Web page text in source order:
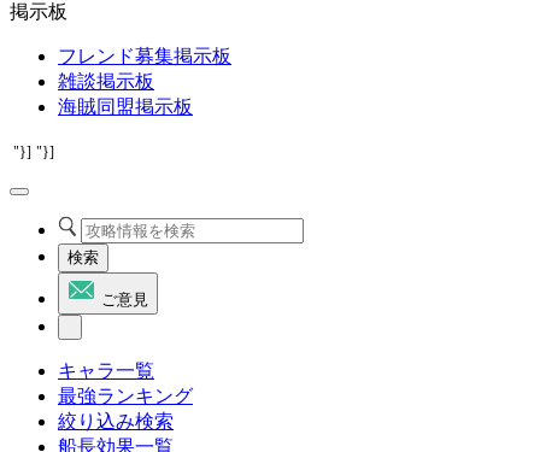
掲示板
フレンド募集掲示板
雑談掲示板
海賊同盟掲示板
"}] "}]
検索
ご意見
キャラ一覧
最強ランキング
絞り込み検索
船長効果一覧